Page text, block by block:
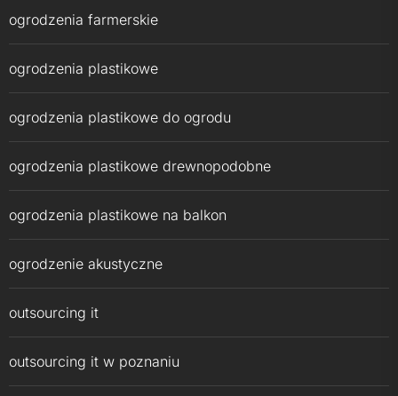
ogrodzenia farmerskie
ogrodzenia plastikowe
ogrodzenia plastikowe do ogrodu
ogrodzenia plastikowe drewnopodobne
ogrodzenia plastikowe na balkon
ogrodzenie akustyczne
outsourcing it
outsourcing it w poznaniu